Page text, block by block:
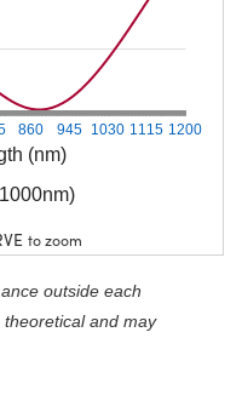
(nm)
860 945 1030 1115 1200
to zoom
outside each
theoretical and may